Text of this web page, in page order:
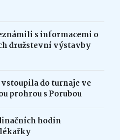
s informacemi o
družstevní výstavby
vstoupila do turnaje ve
prohrou s Porubou
hodin